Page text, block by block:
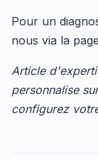
Pour un
nous via la page
Article
personnalise
configurez